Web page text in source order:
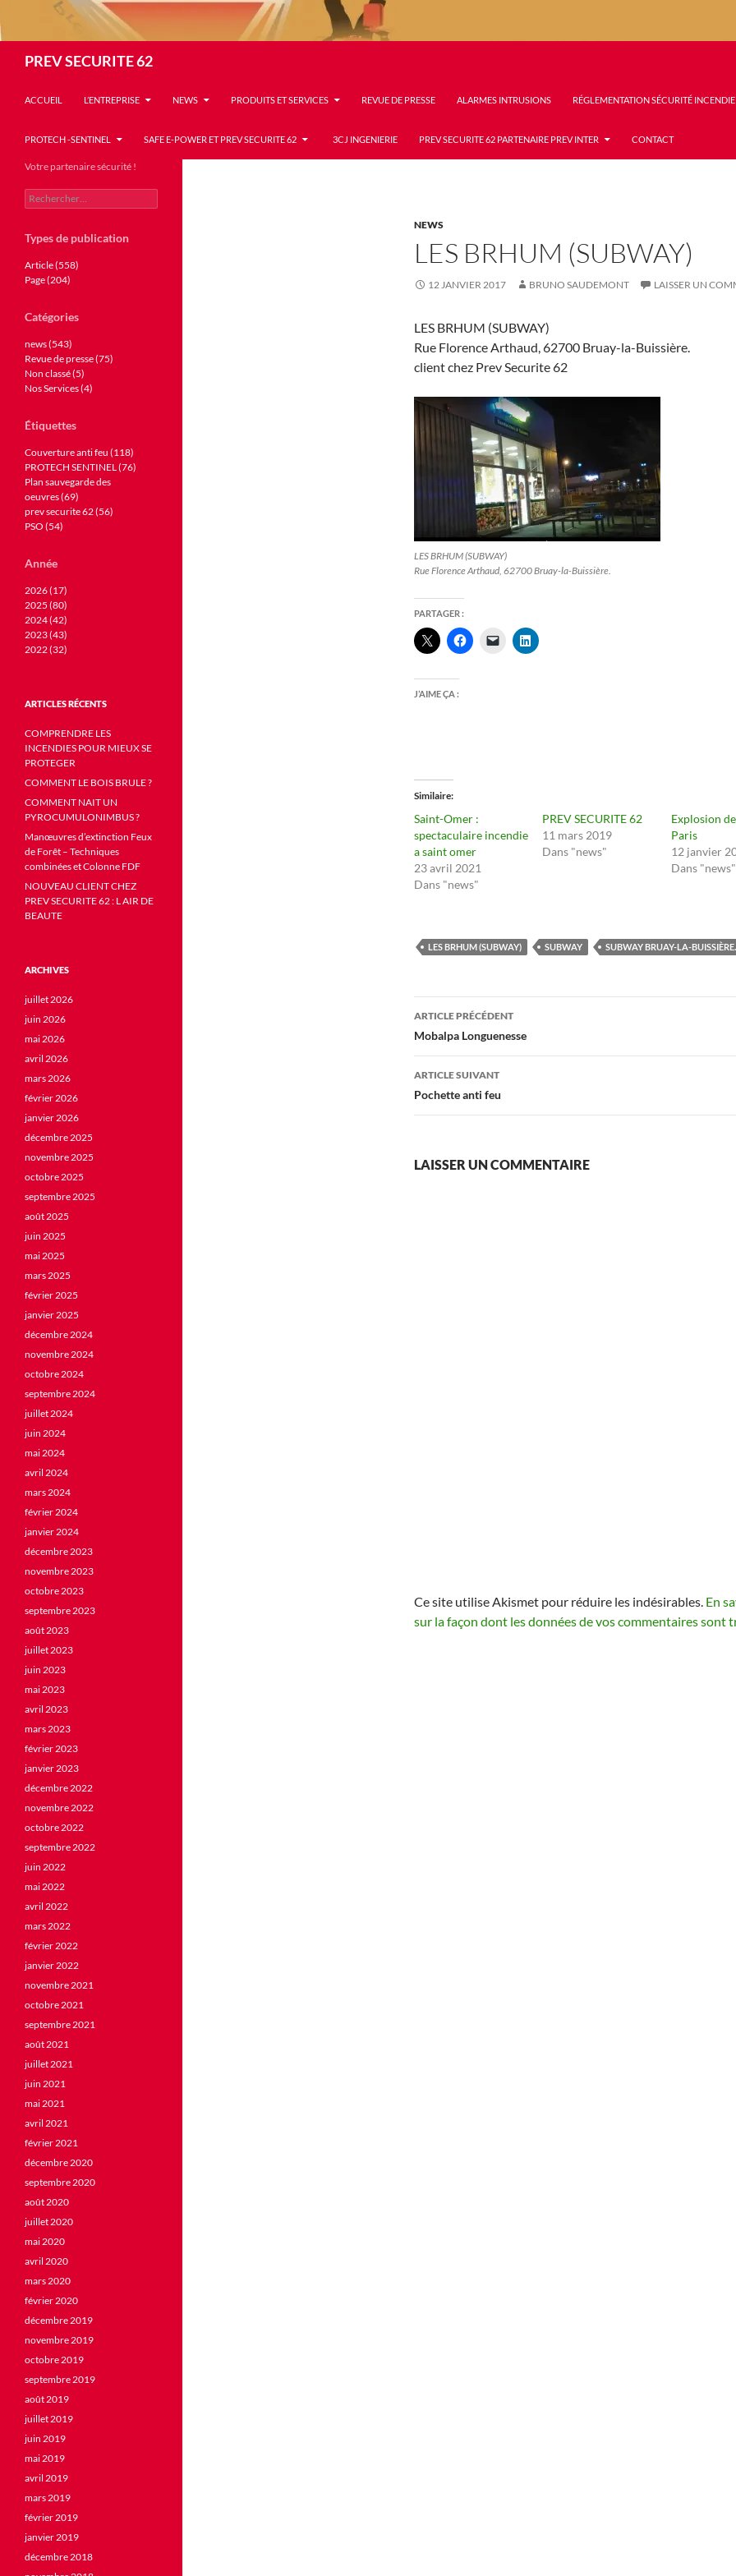
PREV SECURITE 62
ACCUEIL L’ENTREPRISE NEWS PRODUITS ET SERVICES REVUE DE PRESSE ALARMES INTRUSIONS RÉGLEMENTATION SÉCURITÉ INCENDIE
PROTECH -SENTINEL SAFE E-POWER ET PREV SECURITE 62 3CJ INGENIERIE PREV SECURITE 62 PARTENAIRE PREV INTER CONTACT
NEWS
LES BRHUM (SUBWAY)
12 JANVIER 2017 BRUNO SAUDEMONT LAISSER UN
LES BRHUM (SUBWAY)
Rue Florence Arthaud, 62700 Bruay-la-Buissière.
client chez Prev Securite 62
LES BRHUM (SUBWAY)
Rue Florence Arthaud, 62700 Bruay-la-Buissière.
PARTAGER :
J’AIME ÇA :
Similaire
Saint-Omer :
spectaculaire incendie
a saint omer
23 avril 2021
Dans "news"
PREV SECURITE 62
11 mars 2019
Dans "news"
Explosion
Paris
12 janvier
Dans "news"
LES BRHUM (SUBWAY) SUBWAY SUBWAY BRUAY-LA-BUISSIÈRE.
Navigation
des
articles
ARTICLE PRÉCÉDENT
Mobalpa Longuenesse
ARTICLE SUIVANT
Pochette anti feu
LAISSER UN COMMENTAIRE
Ce site utilise Akismet pour réduire les indésirables. En
sur la façon dont les données de vos commentaires sont
Votre partenaire sécurité !
Rechercher :
Types de publication
Article (558)
Page (204)
Catégories
news (543)
Revue de presse (75)
Non classé (5)
Nos Services (4)
Étiquettes
Couverture anti feu (118)
PROTECH SENTINEL (76)
Plan sauvegarde des
oeuvres (69)
prev securite 62 (56)
PSO (54)
Année
2026 (17)
2025 (80)
2024 (42)
2023 (43)
2022 (32)
ARTICLES RÉCENTS
COMPRENDRE LES
INCENDIES POUR MIEUX SE
PROTEGER
COMMENT LE BOIS BRULE ?
COMMENT NAIT UN
PYROCUMULONIMBUS ?
Manœuvres d’extinction Feux
de Forêt – Techniques
combinées et Colonne FDF
NOUVEAU CLIENT CHEZ
PREV SECURITE 62 : L AIR DE
BEAUTE
ARCHIVES
juillet 2026
juin 2026
mai 2026
avril 2026
mars 2026
février 2026
janvier 2026
décembre 2025
novembre 2025
octobre 2025
septembre 2025
août 2025
juin 2025
mai 2025
mars 2025
février 2025
janvier 2025
décembre 2024
novembre 2024
octobre 2024
septembre 2024
juillet 2024
juin 2024
mai 2024
avril 2024
mars 2024
février 2024
janvier 2024
décembre 2023
novembre 2023
octobre 2023
septembre 2023
août 2023
juillet 2023
juin 2023
mai 2023
avril 2023
mars 2023
février 2023
janvier 2023
décembre 2022
novembre 2022
octobre 2022
septembre 2022
juin 2022
mai 2022
avril 2022
mars 2022
février 2022
janvier 2022
novembre 2021
octobre 2021
septembre 2021
août 2021
juillet 2021
juin 2021
mai 2021
avril 2021
février 2021
décembre 2020
septembre 2020
août 2020
juillet 2020
mai 2020
avril 2020
mars 2020
février 2020
décembre 2019
novembre 2019
octobre 2019
septembre 2019
août 2019
juillet 2019
juin 2019
mai 2019
avril 2019
mars 2019
février 2019
janvier 2019
décembre 2018